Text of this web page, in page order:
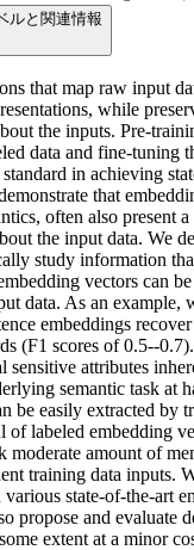
ルと関連情報
that map raw input
while
the inputs. Pre-
data and fine-tuning
in achieving
that
often also present
the input data. We
study information
vectors can
data. As an example,
embeddings
(F1 scores of 0.5--
sensitive attributes
semantic task at
be easily extracted by
of labeled embedding
moderate amount of
training data inputs.
state-of-the-art
propose and evaluate
extent at a minor